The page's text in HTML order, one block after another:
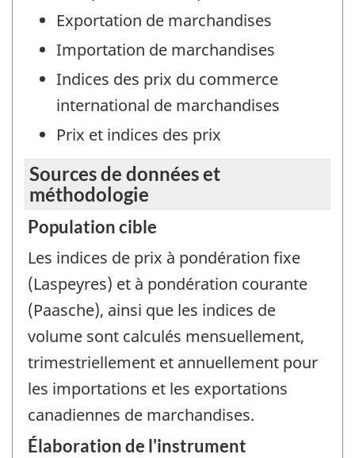
Exportation de marchandises
Importation de marchandises
Indices des prix du commerce
international de marchandises
Prix et indices des prix
Sources de données et
méthodologie
Population cible
Les indices de prix à pondération fixe
(Laspeyres) et à pondération courante
(Paasche), ainsi que les indices de
volume sont calculés mensuellement,
trimestriellement et annuellement pour
les importations et les exportations
canadiennes de marchandises.
Élaboration de l'instrument